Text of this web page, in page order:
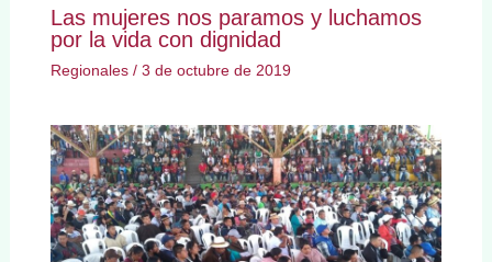
Las mujeres nos paramos y luchamos
por la vida con dignidad
Regionales/ 3 de octubre de 2019